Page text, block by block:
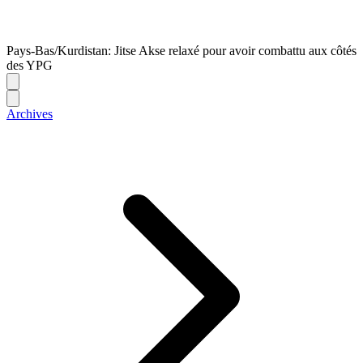
Pays-Bas/Kurdistan: Jitse Akse relaxé pour avoir combattu aux côtés
des YPG
Archives